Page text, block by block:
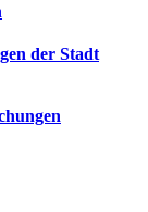
der Stadt